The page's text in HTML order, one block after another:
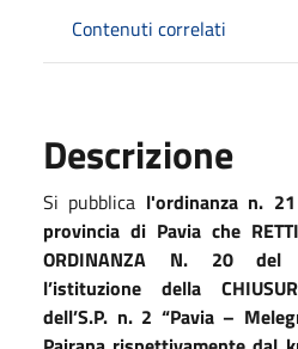
Contenuti correlati
Descrizione
Si pubblica l'ordinanza n.
provincia di Pavia che
ORDINANZA N. 20 del
l’istituzione della
dell’S.P. n. 2 “Pavia –